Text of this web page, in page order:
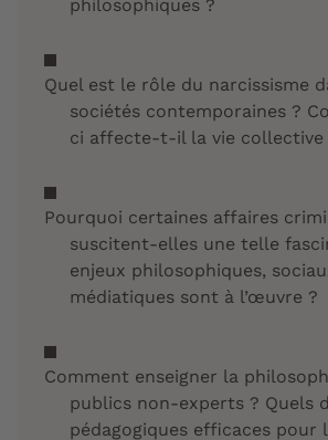
philosophiques ?
Quel est le rôle du narcissisme
sociétés contemporaines ?
ci affecte-t-il la vie
Pourquoi certaines affaires
suscitent-elles une telle
enjeux philosophiques,
médiatiques sont à l’œuvre ?
Comment enseigner la
publics non-experts ? Quels
pédagogiques efficaces pour